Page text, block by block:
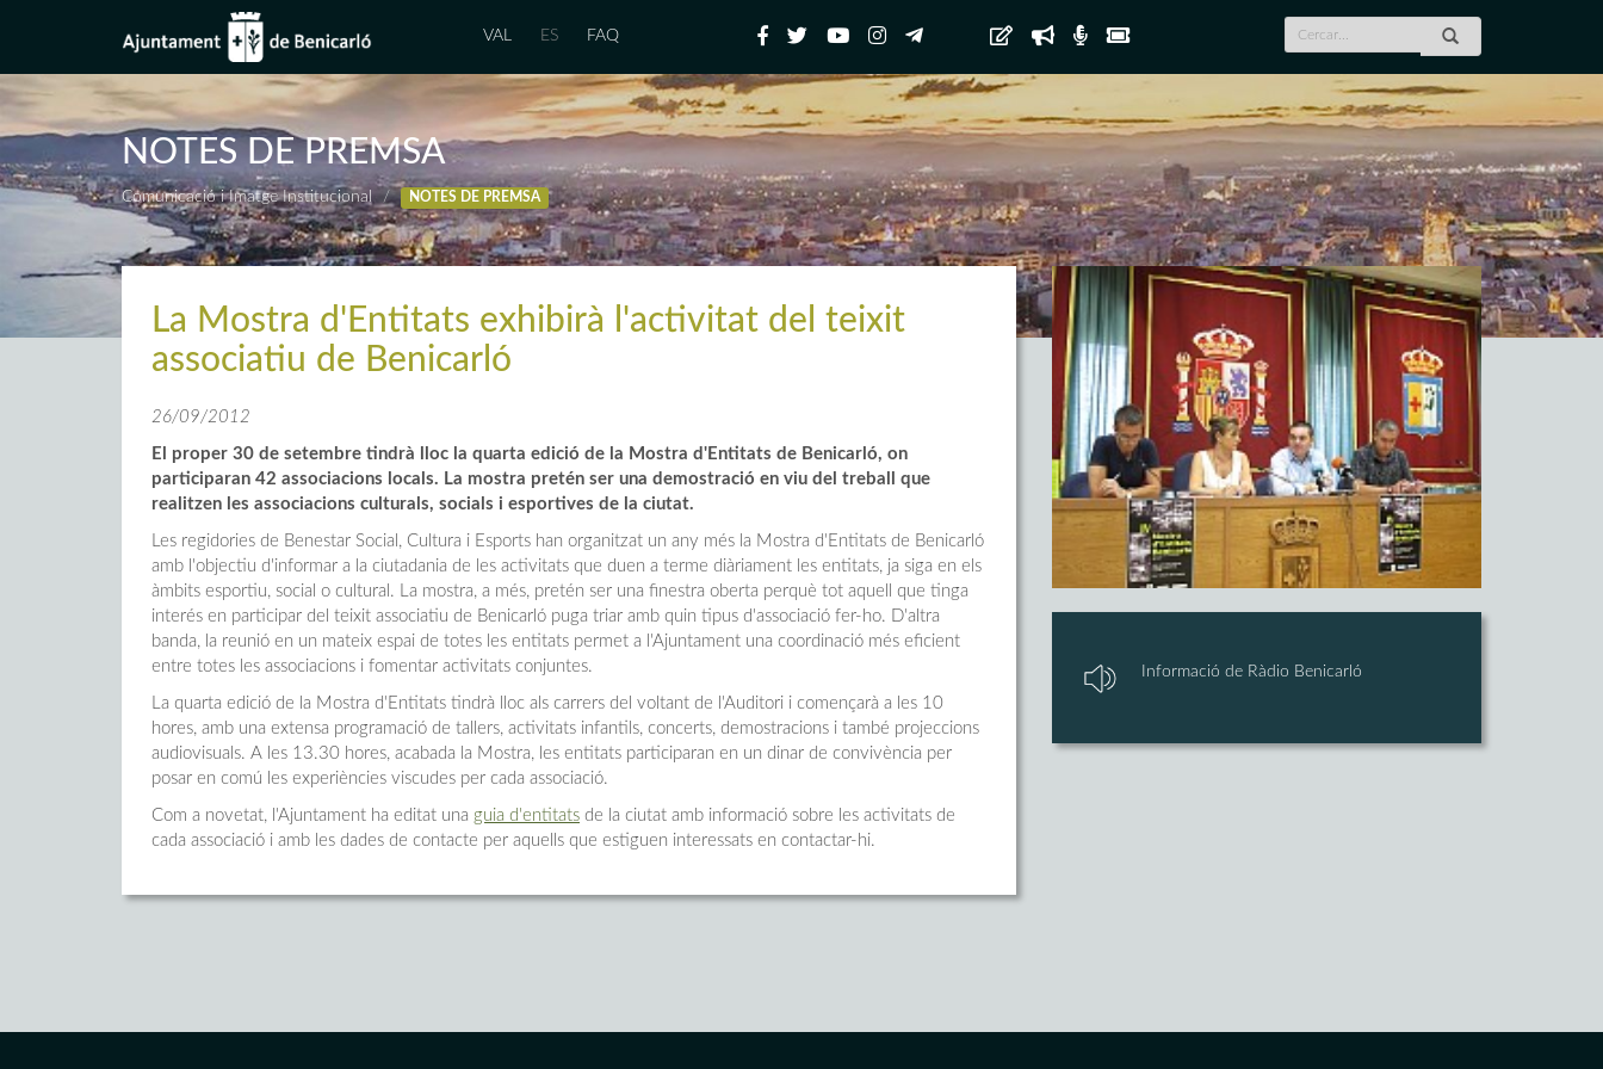
VAL ES FAQ
NOTES DE PREMSA
Comunicació i Imatge Institucional NOTES DE PREMSA
La Mostra d'Entitats exhibirà l'activitat del teixit
associatiu de Benicarló
26/09/2012
El proper 30 de setembre tindrà lloc la quarta edició de la Mostra d'Entitats de Benicarló, on
participaran 42 associacions locals. La mostra pretén ser una demostració en viu del treball que
realitzen les associacions culturals, socials i esportives de la ciutat.
Les regidories de Benestar Social, Cultura i Esports han organitzat un any més la Mostra d'Entitats de Benicarló
amb l'objectiu d'informar a la ciutadania de les activitats que duen a terme diàriament les entitats, ja siga en els
àmbits esportiu, social o cultural. La mostra, a més, pretén ser una finestra oberta perquè tot aquell que tinga
interés en participar del teixit associatiu de Benicarló puga triar amb quin tipus d'associació fer-ho. D'altra
banda, la reunió en un mateix espai de totes les entitats permet a l'Ajuntament una coordinació més eficient
entre totes les associacions i fomentar activitats conjuntes.
La quarta edició de la Mostra d'Entitats tindrà lloc als carrers del voltant de l'Auditori i començarà a les 10
hores, amb una extensa programació de tallers, activitats infantils, concerts, demostracions i també projeccions
audiovisuals. A les 13.30 hores, acabada la Mostra, les entitats participaran en un dinar de convivència per
posar en comú les experiències viscudes per cada associació.
Com a novetat, l'Ajuntament ha editat una guia d'entitats de la ciutat amb informació sobre les activitats de
cada associació i amb les dades de contacte per aquells que estiguen interessats en contactar-hi.
Informació de Ràdio Benicarló